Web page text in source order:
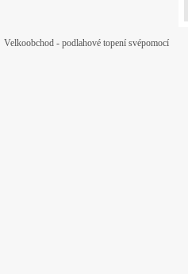
Velkoobchod - podlahové topení svépomocí